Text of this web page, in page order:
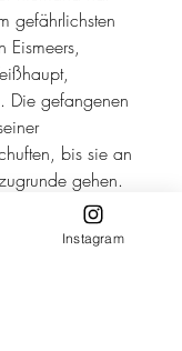
gefährlichsten
Die gefangenen
bis sie an
gehen.
Erwachsener
ihrer Schwester
Instagram